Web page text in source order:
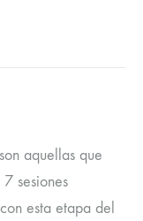
aquellas que
sesiones
esta etapa del